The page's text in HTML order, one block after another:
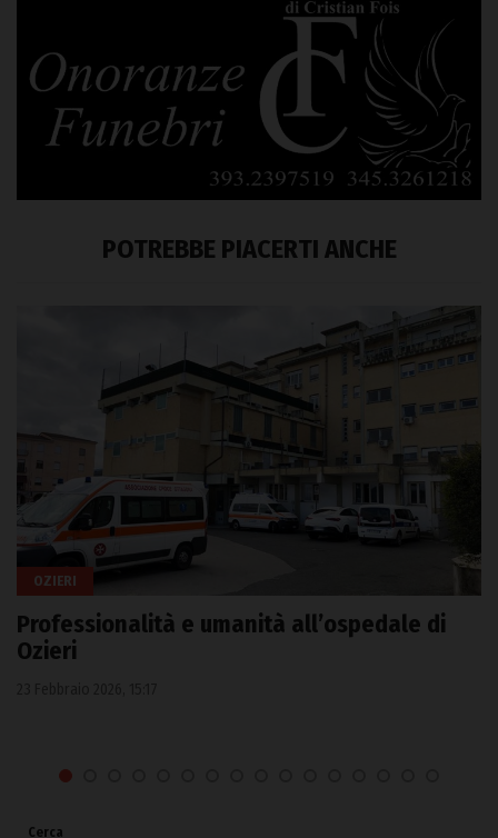
POTREBBE PIACERTI ANCHE
OZIERI
Professionalità e umanità all’ospedale di
Ozieri
Cerca